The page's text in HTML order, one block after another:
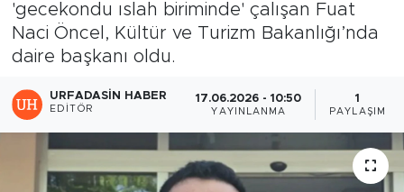
'gecekondu ıslah biriminde' çalışan Fuat
Naci Öncel, Kültür ve Turizm Bakanlığı’nda
daire başkanı oldu.
URFADASIN HABER
EDITÖR
17.06.2026 - 10:50
YAYINLANMA
1
PAYLAŞIM